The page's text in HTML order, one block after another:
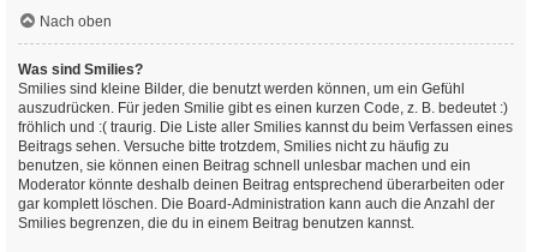
Nach oben
Was sind Smilies?
Smilies sind kleine Bilder, die benutzt werden können, um ein Gefühl
auszudrücken. Für jeden Smilie gibt es einen kurzen Code, z. B. bedeutet :)
fröhlich und :( traurig. Die Liste aller Smilies kannst du beim Verfassen eines
Beitrags sehen. Versuche bitte trotzdem, Smilies nicht zu häufig zu
benutzen, sie können einen Beitrag schnell unlesbar machen und ein
Moderator könnte deshalb deinen Beitrag entsprechend überarbeiten oder
gar komplett löschen. Die Board-Administration kann auch die Anzahl der
Smilies begrenzen, die du in einem Beitrag benutzen kannst.